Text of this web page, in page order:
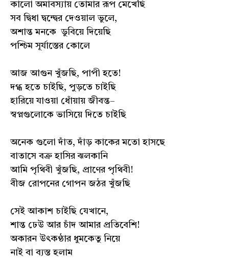
কালো অমাবস্যায় তোমার রূপ মেখেছি
সব দ্বিধা দ্বন্দ্বের দেওয়াল ভুলে,
অশান্ত মনকে ডুবিয়ে দিয়েছি
পশ্চিম সূর্যাস্তের কোলে
আজ আগুন খুঁজছি, পাপী হতে!
দগ্ধ হতে চাইছি, পুড়তে চাইছি
হারিয়ে যাওয়া ধোঁয়ায় জীবন্ত–
স্বপ্নগুলোকে ভাসিয়ে দিতে চাইছি
অনেক গুলো দাঁত, দাঁড় কাকের মতো হাসছে
বাতাসে বক্র হাসির ঝলকানি
আমি পৃথিবী খুঁজছি, প্রাণের পৃথিবী!
বীজ রোপনের গোপন জঠর খুঁজছি
সেই আকাশ চাইছি যেখানে,
শান্ত ঢেউ আর চাঁদ আমার প্রতিবেশি!
অকারন উৎকণ্ঠার ধুমকেতু নিয়ে
নাই বা ব্যস্ত হলাম